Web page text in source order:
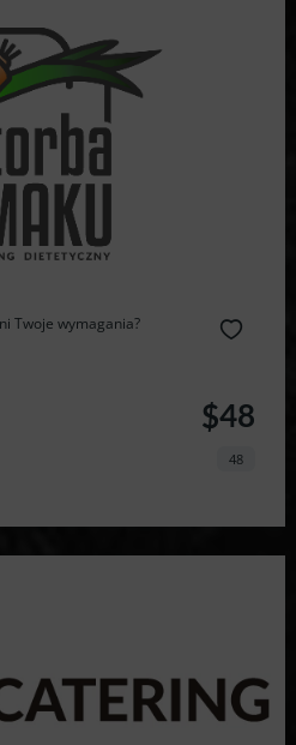
Twoje wymagania?
$48
48